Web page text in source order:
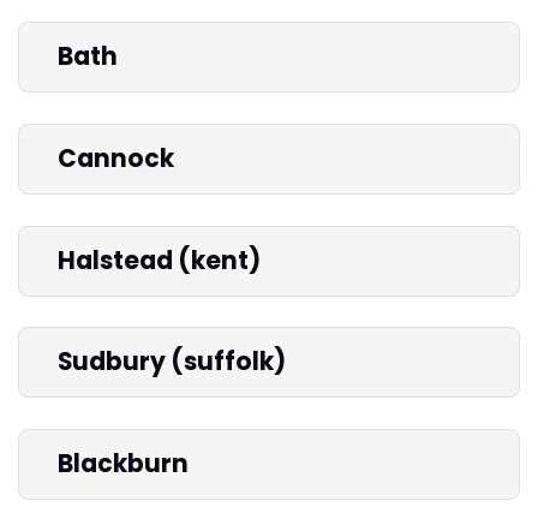
Bath
Cannock
Halstead (kent)
Sudbury (suffolk)
Blackburn